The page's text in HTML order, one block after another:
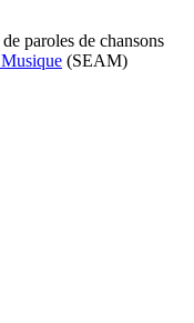
paroles de chansons
(SEAM)